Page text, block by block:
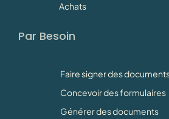
Achats
Par Besoin
Faire signer des
Concevoir des formulaires
Générer des documents